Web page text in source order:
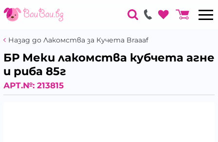
Назад до Лакомства за Кучета Braaaf
БР Меки лакомства кубчета агне
и риба 85г
АРТ.№: 213815